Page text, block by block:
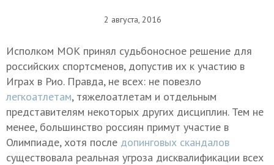
2 августа, 2016
Исполком МОК принял судьбоносное решение для
российских спортсменов, допустив их к участию в
Играх в Рио. Правда, не всех: не повезло
легкоатлетам, тяжелоатлетам и отдельным
представителям некоторых других дисциплин. Тем не
менее, большинство россиян примут участие в
Олимпиаде, хотя после допинговых скандалов
существовала реальная угроза дисквалификации всех